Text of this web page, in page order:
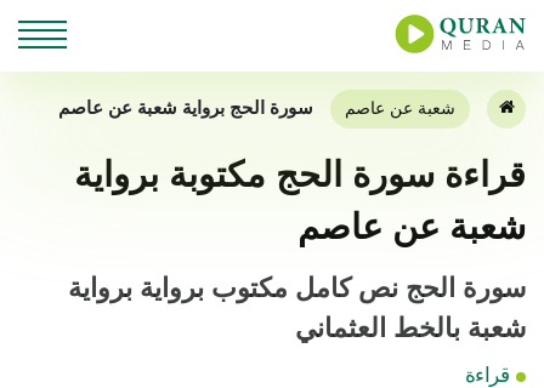
شعبة عن عاصم سورة الحج برواية شعبة عن عاصم
قراءة سورة الحج مكتوبة برواية
شعبة عن عاصم
سورة الحج نص كامل مكتوب برواية برواية
شعبة بالخط العثماني
قراءة